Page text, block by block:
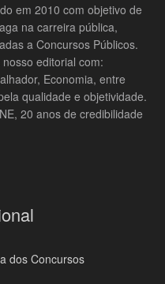
em 2010 com objetivo de
na carreira pública,
a Concursos Públicos.
editorial com:
Economia, entre
qualidade e objetividade.
20 anos de credibilidade
dos Concursos